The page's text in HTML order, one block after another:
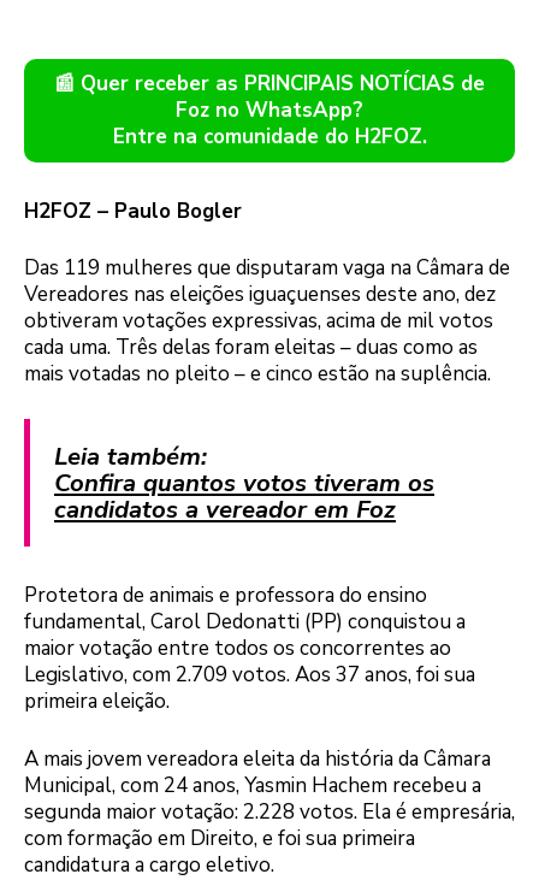
📰 Quer receber as PRINCIPAIS NOTÍCIAS de
Foz no WhatsApp?
Entre na comunidade do H2FOZ.
H2FOZ – Paulo Bogler
Das 119 mulheres que disputaram vaga na Câmara de
Vereadores nas eleições iguaçuenses deste ano, dez
obtiveram votações expressivas, acima de mil votos
cada uma. Três delas foram eleitas – duas como as
mais votadas no pleito – e cinco estão na suplência.
Leia também:
Confira quantos votos tiveram os
candidatos a vereador em Foz
Protetora de animais e professora do ensino
fundamental, Carol Dedonatti (PP) conquistou a
maior votação entre todos os concorrentes ao
Legislativo, com 2.709 votos. Aos 37 anos, foi sua
primeira eleição.
A mais jovem vereadora eleita da história da Câmara
Municipal, com 24 anos, Yasmin Hachem recebeu a
segunda maior votação: 2.228 votos. Ela é empresária,
com formação em Direito, e foi sua primeira
candidatura a cargo eletivo.